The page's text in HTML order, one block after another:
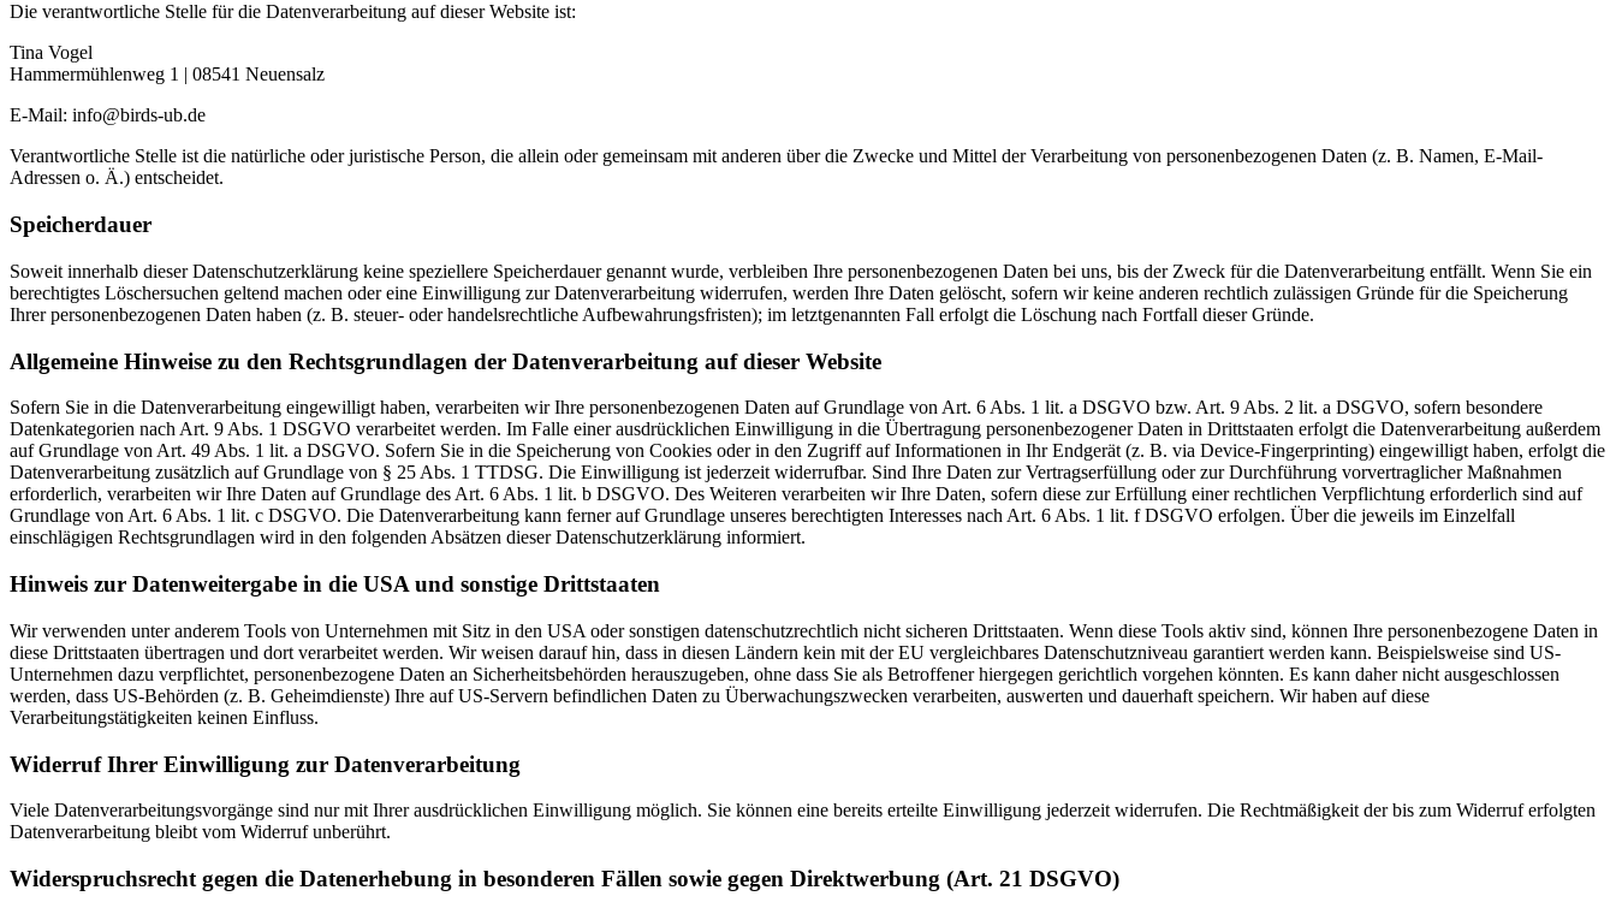
Die verantwortliche Stelle für die Datenverarbeitung auf dieser Website ist:
Tina Vogel
Hammermühlenweg 1 | 08541 Neuensalz
E-Mail: info@birds-ub.de
Verantwortliche Stelle ist die natürliche oder juristische Person, die allein oder gemeinsam mit anderen über die Zwecke und Mittel der Verarbeitung von personenbezogenen Daten (z. B. Namen, E-Mail-
Adressen o. Ä.) entscheidet.
Speicherdauer
Soweit innerhalb dieser Datenschutzerklärung keine speziellere Speicherdauer genannt wurde, verbleiben Ihre personenbezogenen Daten bei uns, bis der Zweck für die Datenverarbeitung entfällt. Wenn Sie ein
berechtigtes Löschersuchen geltend machen oder eine Einwilligung zur Datenverarbeitung widerrufen, werden Ihre Daten gelöscht, sofern wir keine anderen rechtlich zulässigen Gründe für die Speicherung
Ihrer personenbezogenen Daten haben (z. B. steuer- oder handelsrechtliche Aufbewahrungsfristen); im letztgenannten Fall erfolgt die Löschung nach Fortfall dieser Gründe.
Allgemeine Hinweise zu den Rechtsgrundlagen der Datenverarbeitung auf dieser Website
Sofern Sie in die Datenverarbeitung eingewilligt haben, verarbeiten wir Ihre personenbezogenen Daten auf Grundlage von Art. 6 Abs. 1 lit. a DSGVO bzw. Art. 9 Abs. 2 lit. a DSGVO, sofern besondere
Datenkategorien nach Art. 9 Abs. 1 DSGVO verarbeitet werden. Im Falle einer ausdrücklichen Einwilligung in die Übertragung personenbezogener Daten in Drittstaaten erfolgt die Datenverarbeitung außerdem
auf Grundlage von Art. 49 Abs. 1 lit. a DSGVO. Sofern Sie in die Speicherung von Cookies oder in den Zugriff auf Informationen in Ihr Endgerät (z. B. via Device-Fingerprinting) eingewilligt haben, erfolgt die
Datenverarbeitung zusätzlich auf Grundlage von § 25 Abs. 1 TTDSG. Die Einwilligung ist jederzeit widerrufbar. Sind Ihre Daten zur Vertragserfüllung oder zur Durchführung vorvertraglicher Maßnahmen
erforderlich, verarbeiten wir Ihre Daten auf Grundlage des Art. 6 Abs. 1 lit. b DSGVO. Des Weiteren verarbeiten wir Ihre Daten, sofern diese zur Erfüllung einer rechtlichen Verpflichtung erforderlich sind auf
Grundlage von Art. 6 Abs. 1 lit. c DSGVO. Die Datenverarbeitung kann ferner auf Grundlage unseres berechtigten Interesses nach Art. 6 Abs. 1 lit. f DSGVO erfolgen. Über die jeweils im Einzelfall
einschlägigen Rechtsgrundlagen wird in den folgenden Absätzen dieser Datenschutzerklärung informiert.
Hinweis zur Datenweitergabe in die USA und sonstige Drittstaaten
Wir verwenden unter anderem Tools von Unternehmen mit Sitz in den USA oder sonstigen datenschutzrechtlich nicht sicheren Drittstaaten. Wenn diese Tools aktiv sind, können Ihre personenbezogene Daten in
diese Drittstaaten übertragen und dort verarbeitet werden. Wir weisen darauf hin, dass in diesen Ländern kein mit der EU vergleichbares Datenschutzniveau garantiert werden kann. Beispielsweise sind US-
Unternehmen dazu verpflichtet, personenbezogene Daten an Sicherheitsbehörden herauszugeben, ohne dass Sie als Betroffener hiergegen gerichtlich vorgehen könnten. Es kann daher nicht ausgeschlossen
werden, dass US-Behörden (z. B. Geheimdienste) Ihre auf US-Servern befindlichen Daten zu Überwachungszwecken verarbeiten, auswerten und dauerhaft speichern. Wir haben auf diese
Verarbeitungstätigkeiten keinen Einfluss.
Widerruf Ihrer Einwilligung zur Datenverarbeitung
Viele Datenverarbeitungsvorgänge sind nur mit Ihrer ausdrücklichen Einwilligung möglich. Sie können eine bereits erteilte Einwilligung jederzeit widerrufen. Die Rechtmäßigkeit der bis zum Widerruf erfolgten
Datenverarbeitung bleibt vom Widerruf unberührt.
Widerspruchsrecht gegen die Datenerhebung in besonderen Fällen sowie gegen Direktwerbung (Art. 21 DSGVO)